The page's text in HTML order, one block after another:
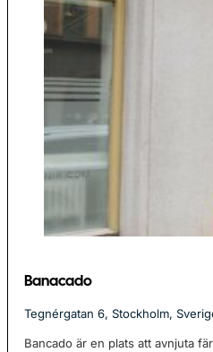
Banacado
Tegnérgatan 6, Stockholm,
Bancado är en plats att avnjuta